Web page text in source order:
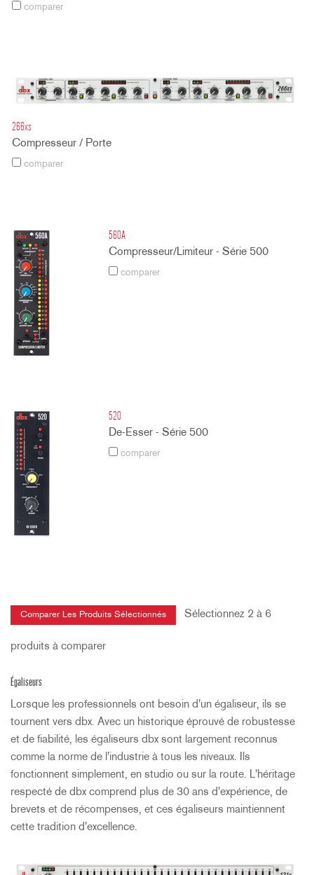
comparer
266xs
Compresseur / Porte
comparer
560A
Compresseur/Limiteur - Série 500
comparer
520
De-Esser - Série 500
comparer
Sélectionnez 2 à 6
produits à comparer
Égaliseurs
Lorsque les professionnels ont besoin d'un égaliseur, ils se
tournent vers dbx. Avec un historique éprouvé de robustesse
et de fiabilité, les égaliseurs dbx sont largement reconnus
comme la norme de l'industrie à tous les niveaux. Ils
fonctionnent simplement, en studio ou sur la route. L'héritage
respecté de dbx comprend plus de 30 ans d'expérience, de
brevets et de récompenses, et ces égaliseurs maintiennent
cette tradition d'excellence.